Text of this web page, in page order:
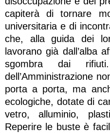
capiterà di tornare
universitaria e di
che, alla guida dei
lavorano già dall’alba
sgombra dai
dell’Amministrazione
porta a porta, ma
ecologiche, dotate di
vetro, alluminio,
Reperire le buste è